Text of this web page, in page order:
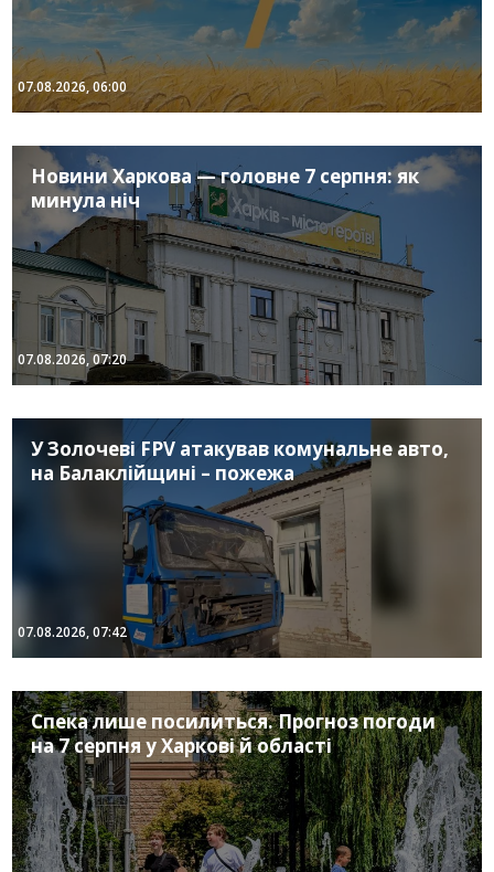
07.08.2026, 06:00
Новини Харкова — головне 7 серпня: як
минула ніч
07.08.2026, 07:20
У Золочеві FPV атакував комунальне авто,
на Балаклійщині – пожежа
07.08.2026, 07:42
Спека лише посилиться. Прогноз погоди
на 7 серпня у Харкові й області